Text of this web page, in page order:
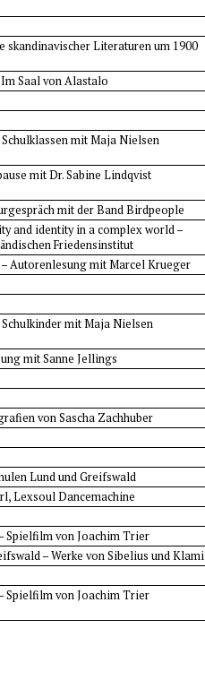
skandinavischer Literaturen um 1900
Saal von Alastalo
mit Maja Nielsen
mit Dr. Sabine Lindqvist
mit der Band Birdpeople
and identity in a complex world –
Friedensinstitut
Autorenlesung mit Marcel Krueger
mit Maja Nielsen
mit Sanne Jellings
von Sascha Zachhuber
Lund und Greifswald
Lexsoul Dancemachine
Spielfilm von Joachim Trier
– Werke von Sibelius und Klami
Spielfilm von Joachim Trier